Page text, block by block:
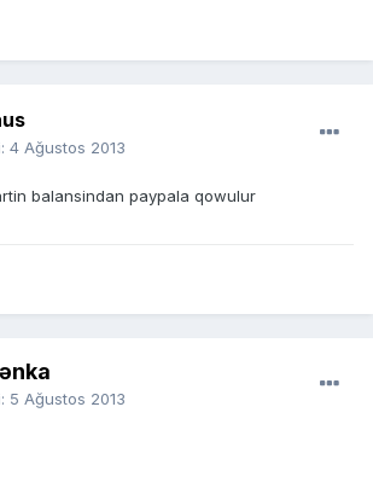
4 Ağustos 2013
balansindan paypala qowulur
5 Ağustos 2013